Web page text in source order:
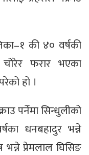
की ४० वर्षकी
फरार भएका
हो ।
पर्नेमा सिन्धुलीको
धनबहादुर भन्ने
भन्ने प्रेमलाल घिसिङ